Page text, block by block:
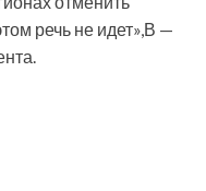
речь не идет»,В —